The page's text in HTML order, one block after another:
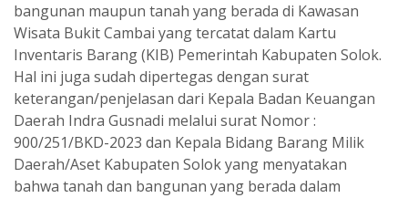
bangunan maupun tanah yang berada di Kawasan
Wisata Bukit Cambai yang tercatat dalam Kartu
Inventaris Barang (KIB) Pemerintah Kabupaten Solok.
Hal ini juga sudah dipertegas dengan surat
keterangan/penjelasan dari Kepala Badan Keuangan
Daerah Indra Gusnadi melalui surat Nomor :
900/251/BKD-2023 dan Kepala Bidang Barang Milik
Daerah/Aset Kabupaten Solok yang menyatakan
bahwa tanah dan bangunan yang berada dalam